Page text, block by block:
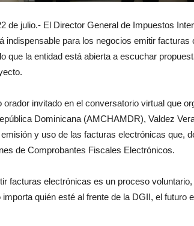
de julio.- El Director General de Impuestos
indispensable para los negocios emitir
que la entidad está abierta a escuchar
orador invitado en el conversatorio virtual que
Dominicana (AMCHAMDR), Valdez
y uso de las facturas electrónicas que,
de Comprobantes Fiscales Electrónicos.
facturas electrónicas es un proceso
quién esté al frente de la DGII, el futuro